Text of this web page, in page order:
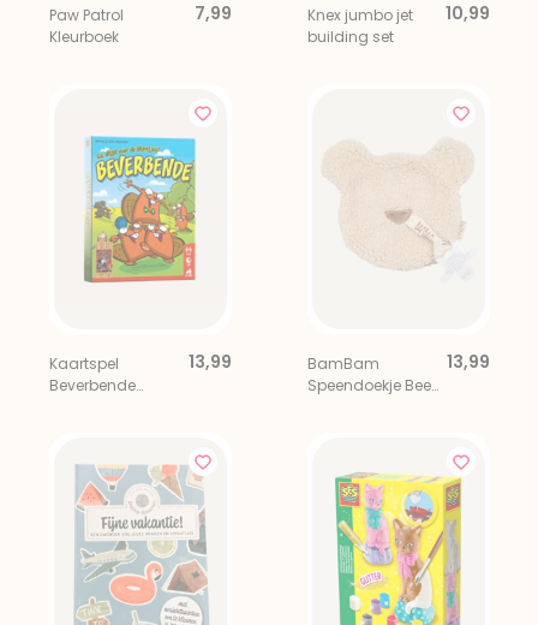
Paw Patrol
Kleurboek
7,99
Knex jumbo jet
building set
10,99
Kaartspel
Beverbende
13,99
BamBam
Speendoekje Beer
13,99